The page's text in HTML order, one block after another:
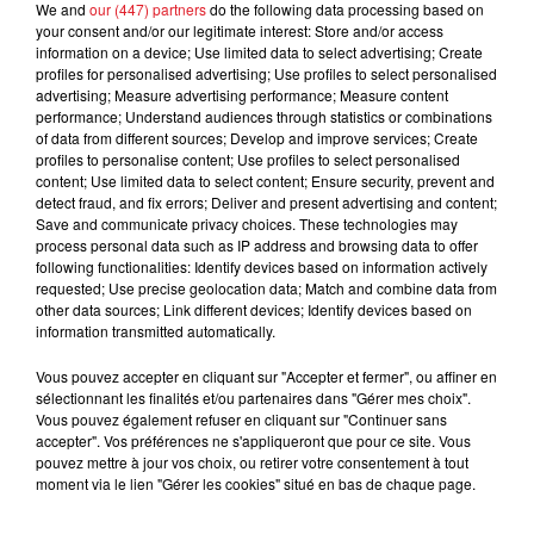
15 juillet 2026
BÉTHUNE: ENQUÊTE POUR HOMICIDE
VOLONTAIRE EN COURS, APRÈS LA...
Selon les premiers éléments, le logement servait
à des prostituées
We and our (447) partnersdo the following data processing based on
your consent and/or our legitimate interest: Store and/or access
information on a device; Use limited data to select advertising; Create
profiles for personalised advertising; Use profiles to select personalised
advertising; Measure advertising performance; Measure content
performance; Understand audiences through statistics or combinations
of data from different sources; Develop and improve services; Create
profiles to personalise content; Use profiles to select personalised
content; Use limited data to select content; Ensure security, prevent and
detect fraud, and fix errors; Deliver and present advertising and content;
Save and communicate privacy choices. These technologies may
process personal data such as IP address and browsing data to offer
following functionalities: Identify devices based on information actively
requested; Use precise geolocation data; Match and combine data from
other data sources; Link different devices; Identify devices based on
information transmitted automatically.
Vous pouvez accepter en cliquant sur "Accepter et fermer", ou affiner en
sélectionnant les finalités et/ou partenaires dans "Gérer mes choix".
Vous pouvez également refuser en cliquant sur "Continuer sans
accepter". Vos préférences ne s'appliqueront que pour ce site. Vous
pouvez mettre à jour vos choix, ou retirer votre consentement à tout
moment via le lien "Gérer les cookies" situé en bas de chaque page.